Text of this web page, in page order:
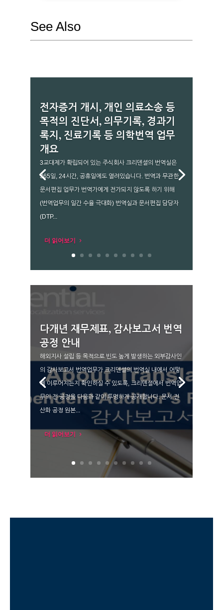
See Also
전자증거 개시, 개인 의료소송 등
목적의 진단서, 의무기록, 경과기
록지, 진료기록 등 의학번역 업무
개요
3교대제가 확립되어 있는 주식회사 크리덴셜의 번역실은
365일, 24시간, 공휴일에도 열려있습니다. 번역과 무관한
문서편집 업무가 번역가에게 전가되지 않도록 하기 위해
(번역업무의 일간 수율 극대화) 번역실과 문서편집 담당자
(DTP...
더 읽어보기
다개년 재무제표, 감사보고서 번역
공정 안내
해외지사 설립 등 목적으로 빈도 높게 발생하는 외부감사인
의 감사보고서 번역업무가 크리덴셜의 번역실 내에서 어떻
게 이루어지는지 확인하실 수 있도록, 크리덴셜에서 번역업
무의 전 공정을 다음과 같이 투명하게 공개합니다. 문서 전
산화 공정 원본...
더 읽어보기